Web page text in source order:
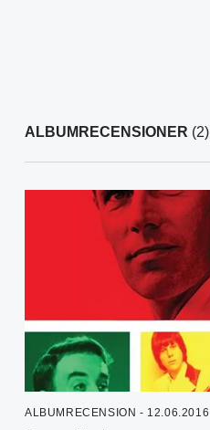
ALBUMRECENSIONER (2)
ALBUMRECENSION - 12.06.2016